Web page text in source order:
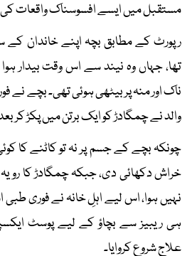
مستقبل میں ایسے افسوسناک واقعات کی
رپورٹ کے مطابق بچہ اپنے خاندان کے
تھا، جہاں وہ نیند سے اس وقت بیدار
ناک اور منہ پر بیٹھی ہوئی تھی۔ بچے نے
والد نے چمگادڑ کو ایک برتن میں پکڑ کر
چونکہ بچے کے جسم پر نہ تو کاٹنے کا
خراش دکھائی دی، جبکہ چمگادڑ کا
نہیں ہوا، اس لیے اہلِ خانہ نے فوری
علاج شروع کروایا۔